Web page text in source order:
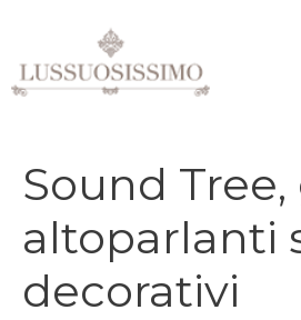
contenuto
Sound Tree,
altoparlanti
decorativi